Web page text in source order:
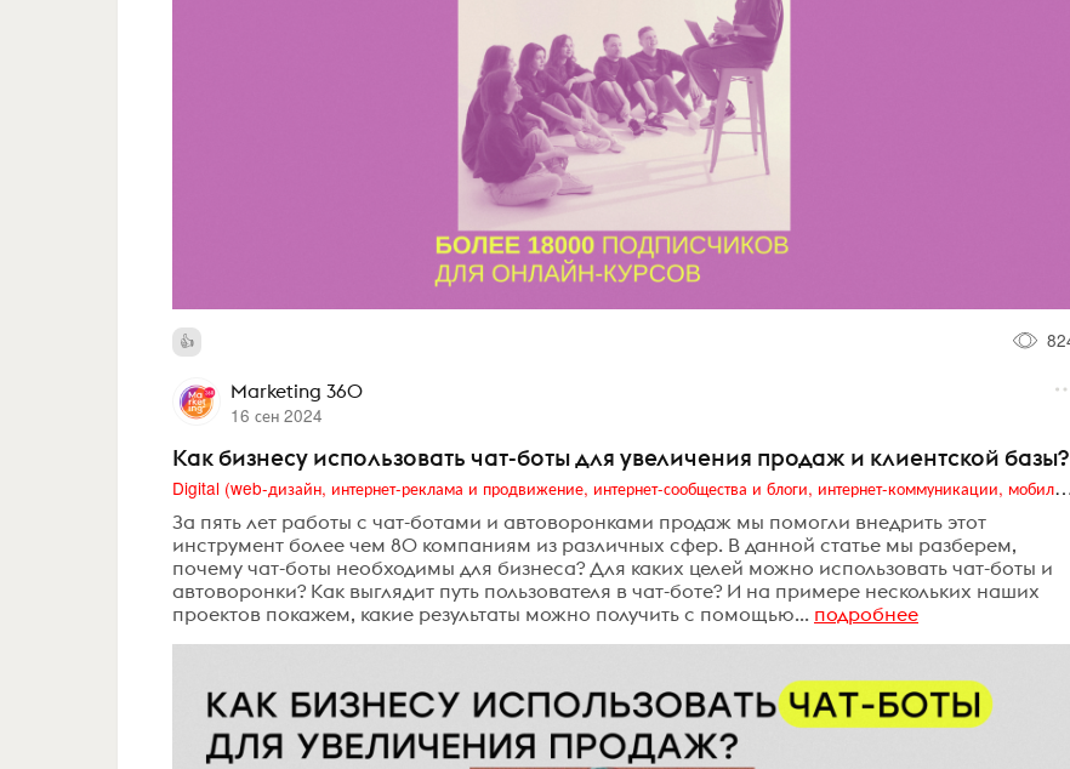
Marketing 360
16 сен 2024
Как бизнесу использовать чат-боты для увеличения продаж и клиентской базы?
Digital (web-дизайн, интернет-реклама и продвижение, интернет-сообщества и блоги, интернет-
За пять лет работы с чат-ботами и автоворонками продаж мы помогли внедрить этот
инструмент более чем 80 компаниям из различных сфер. В данной статье мы разберем,
почему чат-боты необходимы для бизнеса? Для каких целей можно использовать чат-боты и
автоворонки? Как выглядит путь пользователя в чат-боте? И на примере нескольких наших
проектов покажем, какие результаты можно получить с помощью... подробнее